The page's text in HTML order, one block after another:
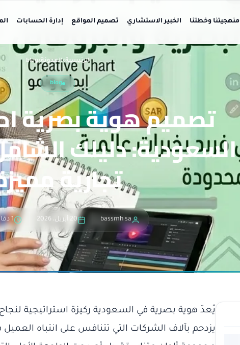
منهجيتنا وخطتنا الخبير الاستشاري تصميم المواقع إدارة الحسابات
الرئيسية›المدونة›
blog
blog
تصميم هوية بصرية
السعودية: دليلك
تجارية
bassmh sa 20 أبريل، 2026 1 دقائق قراءة
يُعدّ هوية بصرية في السعودية ركيزة استراتيجية
يزدحم بآلاف الشركات التي تتنافس على انتباه